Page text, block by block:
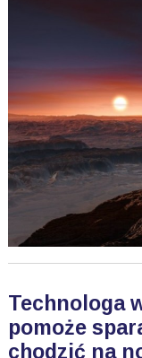
Technologa
pomoże
chodzić na